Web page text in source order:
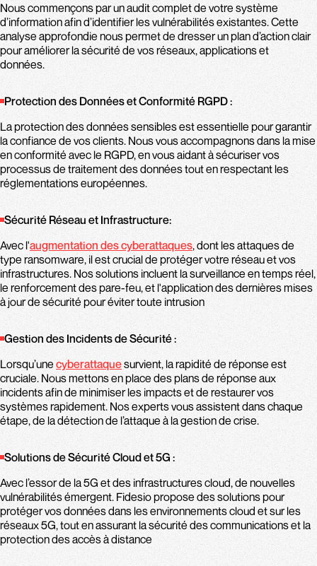
Nous commençons par un audit complet de votre système
d’information afin d’identifier les vulnérabilités existantes. Cette
analyse approfondie nous permet de dresser un plan d’action clair
pour améliorer la sécurité de vos réseaux, applications et
données.
Protection des Données et Conformité RGPD :
La protection des données sensibles est essentielle pour garantir
la confiance de vos clients. Nous vous accompagnons dans la mise
en conformité avec le RGPD, en vous aidant à sécuriser vos
processus de traitement des données tout en respectant les
réglementations européennes.
Sécurité Réseau et Infrastructure:
Avec l'augmentation des cyberattaques, dont les attaques de
type ransomware, il est crucial de protéger votre réseau et vos
infrastructures. Nos solutions incluent la surveillance en temps réel,
le renforcement des pare-feu, et l'application des dernières mises
à jour de sécurité pour éviter toute intrusion​
Gestion des Incidents de Sécurité :
Lorsqu’une cyberattaquesurvient, la rapidité de réponse est
cruciale. Nous mettons en place des plans de réponse aux
incidents afin de minimiser les impacts et de restaurer vos
systèmes rapidement. Nos experts vous assistent dans chaque
étape, de la détection de l’attaque à la gestion de crise.
Solutions de Sécurité Cloud et 5G :
Avec l’essor de la 5G et des infrastructures cloud, de nouvelles
vulnérabilités émergent. Fidesio propose des solutions pour
protéger vos données dans les environnements cloud et sur les
réseaux 5G, tout en assurant la sécurité des communications et la
protection des accès à distance​